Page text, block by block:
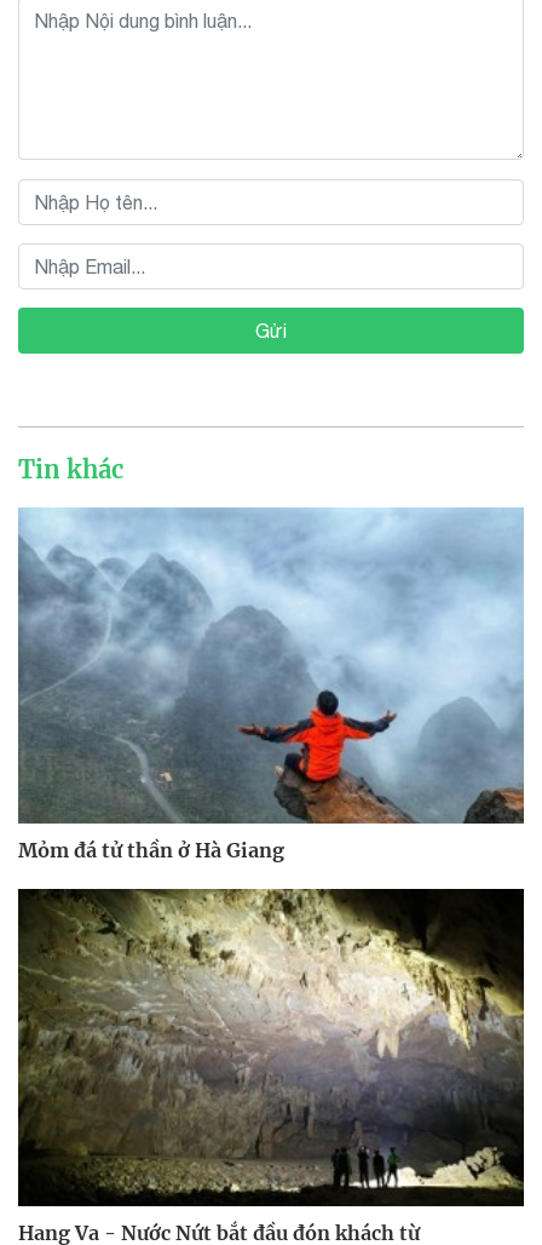
Gửi
Tin khác
Mỏm đá tử thần ở Hà Giang
Hang Va - Nước Nứt bắt đầu đón khách từ